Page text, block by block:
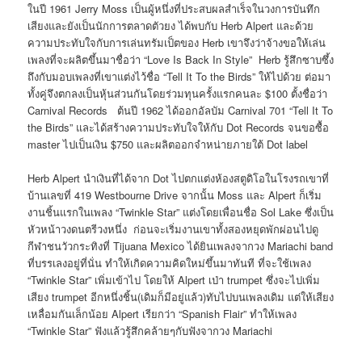
ในปี 1961 Jerry Moss เป็นผู้หนึ่งที่ประสบผลสำเร็จในวงการบันทึก
เสียงและยังเป็นนักการตลาดตัวยง ได้พบกับ Herb Alpert และด้วย
ความประทับใจกับการเล่นทรัมเป็ตของ Herb เขาจึงว่าจ้างขอให้เล่น
เพลงที่จะผลิตขึ้นมาชื่อว่า “Love Is Back In Style” Herb รู้สึกซาบซึ้ง
ถึงกับมอบเพลงที่เขาแต่งไว้ชื่อ “Tell It To the Birds” ให้ไปด้วย ต่อมา
ทั้งคู่จึงตกลงเป็นหุ้นส่วนกันโดยร่วมทุนครั้งแรกคนละ $100 ตั้งชื่อว่า
Carnival Records ต้นปี 1962 ได้ออกอัลบัม Carnival 701 “Tell It To
the Birds” และได้สร้างความประทับใจให้กับ Dot Records จนขอซื้อ
master ไปเป็นเงิน $750 และผลิตออกจำหน่ายภายใต้ Dot label
Herb Alpert นำเงินที่ได้จาก Dot ไปตกแต่งห้องสตูดิโอในโรงรถเขาที่
บ้านเลขที่ 419 Westbourne Drive จากนั้น Moss และ Alpert ก็เริ่ม
งานชิ้นแรกในเพลง “Twinkle Star” แต่งโดยเพื่อนชื่อ Sol Lake ซึ่งเป็น
หัวหน้าวงดนตรีวงหนึ่ง ก่อนจะเริ่มงานเขาทั้งสองหยุดพักผ่อนไปดู
กีฬาชนวัวกระทิงที่ Tijuana Mexico ได้ยินเพลงจากวง Mariachi band
ที่บรรเลงอยู่ที่นั่น ทำให้เกิดความคิดใหม่ขึ้นมาทันที ที่จะใช้เพลง
“Twinkle Star” เพิ่มเข้าไป โดยให้ Alpert เป่า trumpet ซึ่งจะไปเพิ่ม
เสียง trumpet อีกหนึ่งชิ้น(เดิมก็มีอยู่แล้ว)ทับไปบนเพลงเดิม แต่ให้เสียง
เหลื่อมกันเล็กน้อย Alpert เรียกว่า “Spanish Flair” ทำให้เพลง
“Twinkle Star” ฟังแล้วรู้สึกคล้ายๆกับฟังจากวง Mariachi